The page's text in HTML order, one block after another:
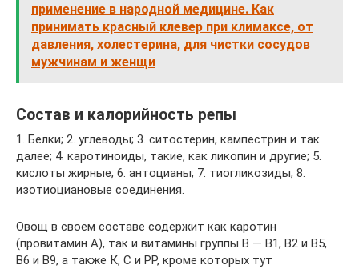
применение в народной медицине. Как
принимать красный клевер при климаксе, от
давления, холестерина, для чистки сосудов
мужчинам и женщи
Состав и калорийность репы
1. Белки; 2. углеводы; 3. ситостерин, кампестрин и так
далее; 4. каротиноиды, такие, как ликопин и другие; 5.
кислоты жирные; 6. антоцианы; 7. тиогликозиды; 8.
изотиоциановые соединения.
Овощ в своем составе содержит как каротин
(провитамин А), так и витамины группы В — В1, В2 и В5,
В6 и В9, а также К, С и РР, кроме которых тут